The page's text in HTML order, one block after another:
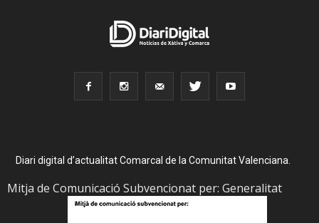
Diari digital d’actualitat Comarcal de la Comunitat Valenciana.
Mitja de Comunicació Subvencionat per: Generalitat